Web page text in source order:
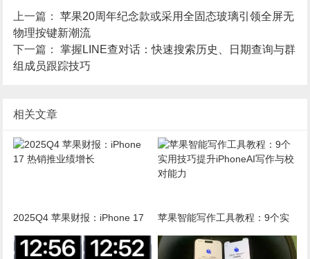
上一篇：苹果20周年纪念款或采用全固态玻璃引领全屏无
物理按键新潮流
下一篇：掌握LINE查对话：快速搜索历史、日期查询与群
组成员跟踪技巧
相关文章
2025Q4 苹果财报：iPhone 17
热销推业绩增长
苹果智能写作工具教程：9个实
用技巧提升iPhoneAI写作与校对